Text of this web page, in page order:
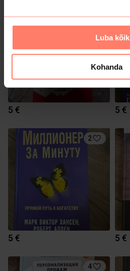
Luba kõik
Kohanda
5 € 5 €
2
5 € 5 €
4